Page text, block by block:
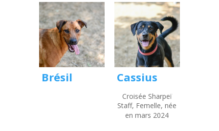
Brésil Cassius
Croisée Sharpeï
Staff, Femelle, née
en mars 2024